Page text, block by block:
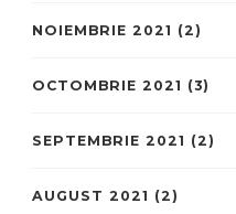
NOIEMBRIE 2021 (2)
OCTOMBRIE 2021 (3)
SEPTEMBRIE 2021 (2)
AUGUST 2021 (2)